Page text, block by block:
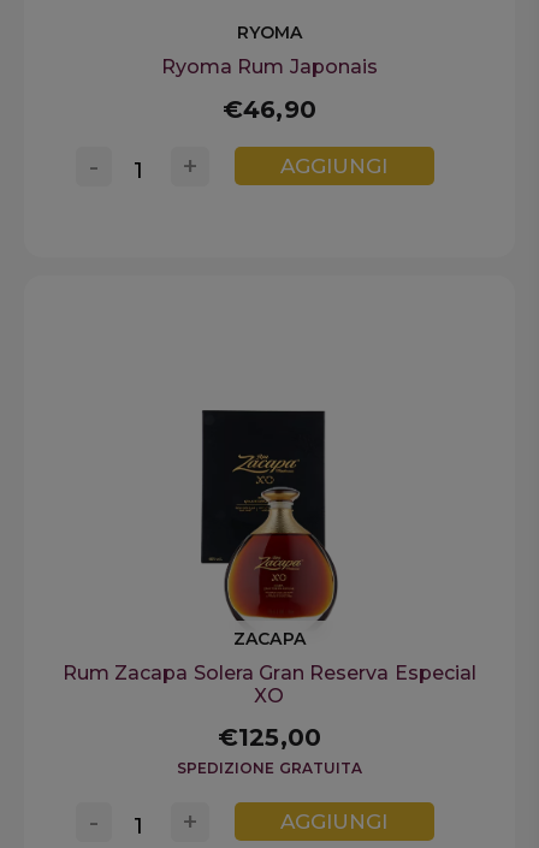
RYOMA
Ryoma Rum Japonais
€46,90
+
- AGGIUNGI
ZACAPA
Rum Zacapa Solera Gran Reserva Especial
XO
€125,00
SPEDIZIONE GRATUITA
+
- AGGIUNGI